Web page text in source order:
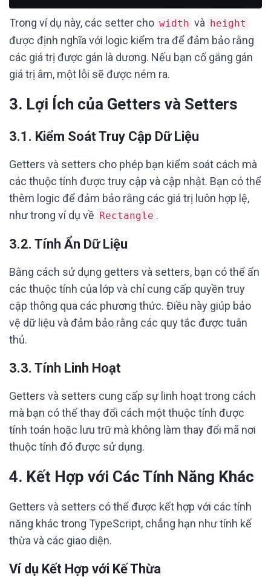
Trong ví dụ này, các setter cho width và height
được định nghĩa với logic kiểm tra để đảm bảo rằng
các giá trị được gán là dương. Nếu bạn cố gắng gán
giá trị âm, một lỗi sẽ được ném ra.
3. Lợi Ích của Getters và Setters
3.1. Kiểm Soát Truy Cập Dữ Liệu
Getters và setters cho phép bạn kiểm soát cách mà
các thuộc tính được truy cập và cập nhật. Bạn có thể
thêm logic để đảm bảo rằng các giá trị luôn hợp lệ,
như trong ví dụ về Rectangle .
3.2. Tính Ẩn Dữ Liệu
Bằng cách sử dụng getters và setters, bạn có thể ẩn
các thuộc tính của lớp và chỉ cung cấp quyền truy
cập thông qua các phương thức. Điều này giúp bảo
vệ dữ liệu và đảm bảo rằng các quy tắc được tuân
thủ.
3.3. Tính Linh Hoạt
Getters và setters cung cấp sự linh hoạt trong cách
mà bạn có thể thay đổi cách một thuộc tính được
tính toán hoặc lưu trữ mà không làm thay đổi mã nơi
thuộc tính đó được sử dụng.
4. Kết Hợp với Các Tính Năng Khác
Getters và setters có thể được kết hợp với các tính
năng khác trong TypeScript, chẳng hạn như tính kế
thừa và các giao diện.
Ví dụ Kết Hợp với Kế Thừa